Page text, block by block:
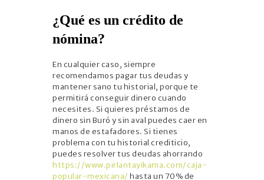
¿Qué es un crédito de
nómina?
En cualquier caso, siempre
recomendamos pagar tus deudas y
mantener sano tu historial, porque te
permitirá conseguir dinero cuando
necesites. Si quieres préstamos de
dinero sin Buró y sin aval puedes caer en
manos de estafadores. Si tienes
problema con tu historial crediticio,
puedes resolver tus deudas ahorrando
https://www.pirlantayikama.com/caja-
popular-mexicana/ hasta un 70% de